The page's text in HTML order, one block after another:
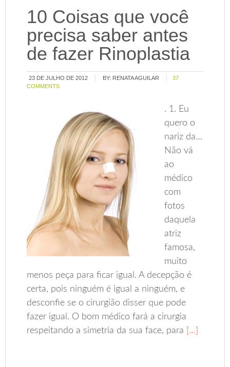
10 Coisas que você
precisa saber antes
de fazer Rinoplastia
23 DE JULHO DE 2012 BY: RENATA AGUILAR
37
COMMENTS
. 1. Eu
quero o
nariz da…
Não vá
ao
médico
com
fotos
daquela
atriz
famosa,
muito
menos peça para ficar igual. A decepção é
certa, pois ninguém é igual a ninguém, e
desconfie se o cirurgião disser que pode
fazer igual. O bom médico fará a cirurgia
respeitando a simetria da sua face, para […]